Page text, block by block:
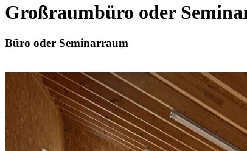
Großraumbüro oder
Büro oder Seminarraum